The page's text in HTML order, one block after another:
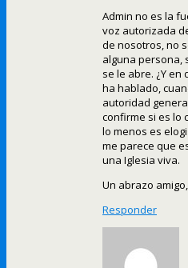
Admin no es la
voz autorizada
de nosotros, no
alguna persona,
se le abre. ¿Y en
ha hablado,
autoridad
confirme si es lo
lo menos es
me parece que
una Iglesia viva.
Un abrazo
Responder